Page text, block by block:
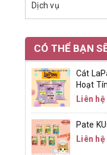
Dịch vụ
CÓ THỂ BẠN
Cát
Hoạt
Liên hệ
Pate
Liên hệ